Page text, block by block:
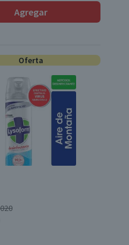
Agregar
Oferta